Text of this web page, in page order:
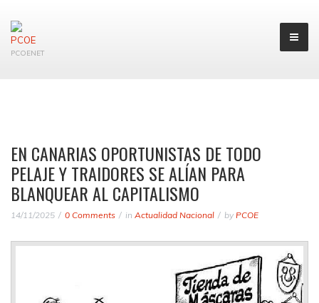
PCOENET
EN CANARIAS OPORTUNISTAS DE TODO
PELAJE Y TRAIDORES SE ALÍAN PARA
BLANQUEAR AL CAPITALISMO
14/11/2025 0 Comments in Actualidad Nacional by PCOE